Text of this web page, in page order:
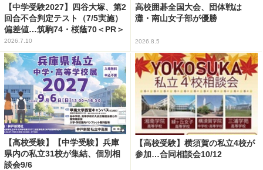
【中学受験2027】四谷大塚、第2
回合不合判定テスト（7/5実施）
偏差値…筑駒74・桜蔭70＜PR＞
2026.7.10
高校囲碁全国大会、団体戦は
灘・南山女子部が優勝
2026.8.5
【高校受験】【中学受験】兵庫
県内の私立31校が集結、個別相
談会9/6
【高校受験】横須賀の私立4校が
参加…合同相談会10/12